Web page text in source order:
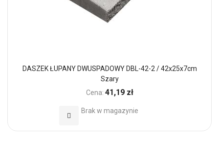
DASZEK ŁUPANY DWUSPADOWY DBL-42-2 / 42x25x7cm
Szary
Cena: 41,19 zł
Brak w magazynie
Dodaj do Ulubionych